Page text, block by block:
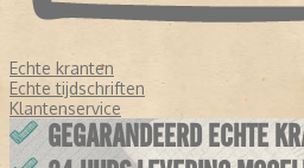
Echte kranten
Echte tijdschriften
Klantenservice
GEGARANDEERD ECHTE